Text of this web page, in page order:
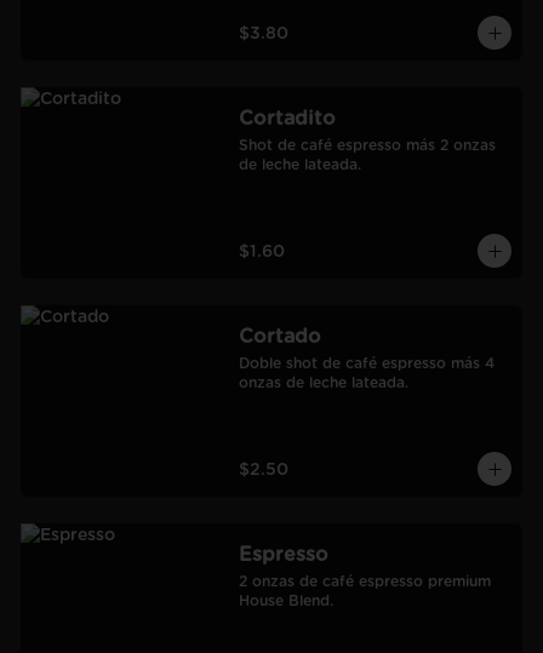
$3.80
Cortadito
Shot de café espresso más 2 onzas
de leche lateada.
$1.60
Cortado
Doble shot de café espresso más 4
onzas de leche lateada.
$2.50
Espresso
2 onzas de café espresso premium
House Blend.